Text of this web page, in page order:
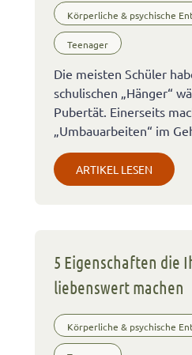
Körperliche & psychische
Teenager
Die meisten Schüler
schulischen „Hänger“
Pubertät. Einerseits
„Umbauarbeiten“ im
ARTIKEL LESEN
5 Eigenschaften die
liebenswert machen
Körperliche & psychische